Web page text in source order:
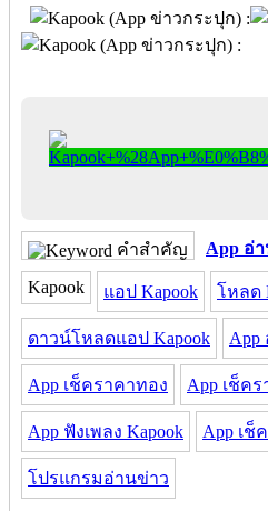
คำสำคัญ App อ่
Kapook แอป Kapook โหลด
ดาวน์โหลดแอป Kapook App
App เช็คราคาทอง App เช็ค
App ฟังเพลง Kapook App เช็
โปรแกรมอ่านข่าว